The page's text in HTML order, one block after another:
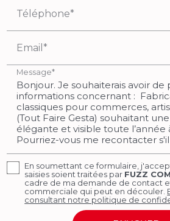
Téléphone*
Email*
Message*
En soumettant ce formulaire,
saisies soient traitées par FUZZ
cadre de ma demande de contact
commerciale qui peut en découler.
consultant notre politique de